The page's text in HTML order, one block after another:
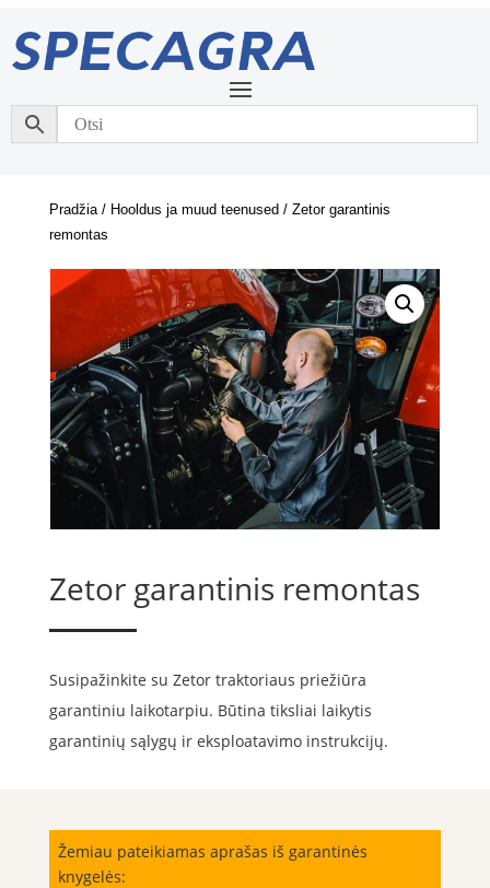
Pradžia/ Hooldus ja muud teenused / Zetor garantinis
remontas
Zetor garantinis remontas
Susipažinkite su Zetor traktoriaus priežiūra
garantiniu laikotarpiu. Būtina tiksliai laikytis
garantinių sąlygų ir eksploatavimo instrukcijų.
Žemiau pateikiamas aprašas iš garantinės
knygelės: